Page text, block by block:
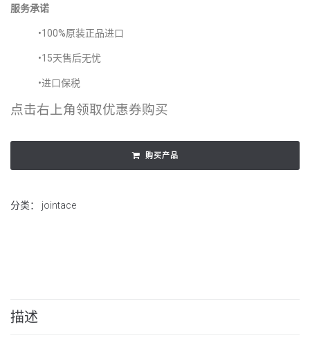
服务承诺
•100%原装正品进口
•15天售后无忧
•进口保税
点击右上角领取优惠券购买
购买产品
分类： jointace
描述